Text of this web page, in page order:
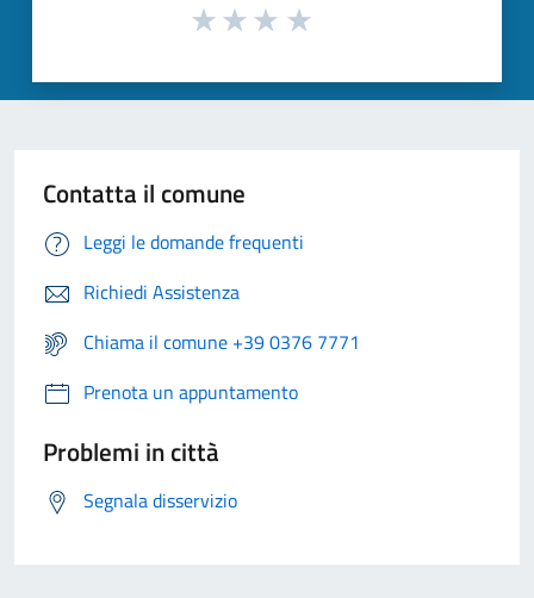
Contatta il comune
Leggi le domande frequenti
Richiedi Assistenza
Chiama il comune +39 0376 7771
Prenota un appuntamento
Problemi in città
Segnala disservizio